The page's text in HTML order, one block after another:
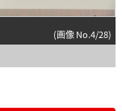
(画像 No.4/28)